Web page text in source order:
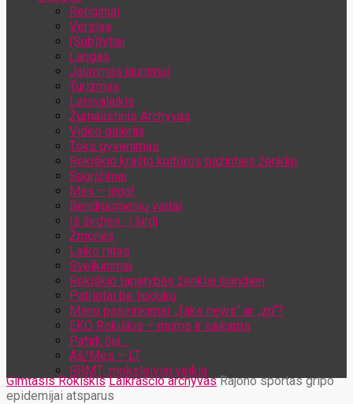
Renginiai
Verslas
(Sub)tyliai
Langas
Jaunimas jaunimui
Turizmas
Laisvalaikis
Žurnalistinis Archyvas
Video galerija
Toks gyvenimas
Rokiškio krašto kultūros pažinties ženklai
Sugrįžimai
Mes – jėga!
Bendruomenių vartai
Iš širdies- į širdį
Žmonės
Laiko ratas
Sveikinimai
Rokiškio tapatybės ženklai šiandien
Patriotai be lipdukų
Mano pasirinkimai: „fake news“ ar „zn“?
EKO Rokiškis – mums ir vaikams
Patirk čia…
Aš/Mes – LT
RRMT: moksleiviai veikia
Gimtasis Rokiškis Laikraščio archyvas Rajono sportas gripo
epidemijai atsparus